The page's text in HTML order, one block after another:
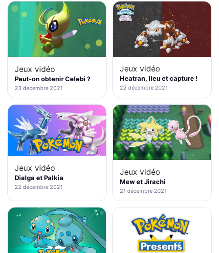
Jeux vidéo
Peut-on obtenir Celebi ?
23 décembre 2021
Jeux vidéo
Heatran, lieu et capture !
22 décembre 2021
Jeux vidéo
Dialga et Palkia
22 décembre 2021
Jeux vidéo
Mew et Jirachi
21 décembre 2021